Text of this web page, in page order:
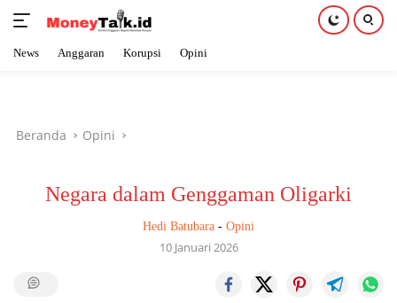
News Anggaran Korupsi Opini
Beranda Opini
Negara dalam Genggaman Oligarki
Hedi Batubara - Opini
10 Januari 2026